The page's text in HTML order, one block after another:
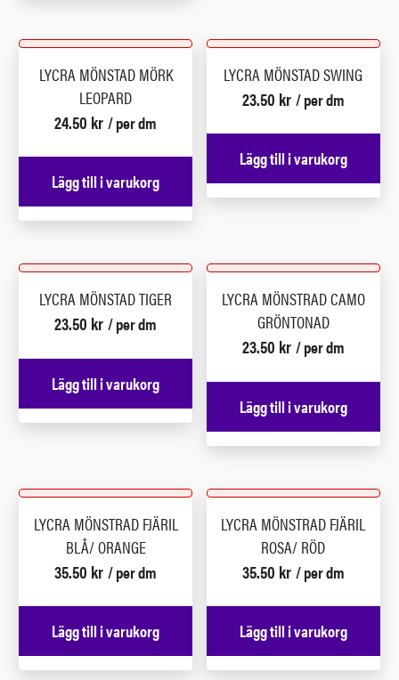
LYCRA MÖNSTAD MÖRK
LEOPARD
24.50 kr / per dm
Lägg till i varukorg
LYCRA MÖNSTAD SWING
23.50 kr / per dm
Lägg till i varukorg
LYCRA MÖNSTAD TIGER
23.50 kr / per dm
Lägg till i varukorg
LYCRA MÖNSTRAD CAMO
GRÖNTONAD
23.50 kr / per dm
Lägg till i varukorg
LYCRA MÖNSTRAD FJÄRIL
BLÅ/ ORANGE
35.50 kr / per dm
Lägg till i varukorg
LYCRA MÖNSTRAD FJÄRIL
ROSA/ RÖD
35.50 kr / per dm
Lägg till i varukorg